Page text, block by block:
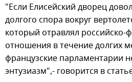
"Если Елисейский дворец
долгого спора вокруг
который отравлял российско-
отношения в течение долгих
французские парламентарии
энтузиазм",- говорится в